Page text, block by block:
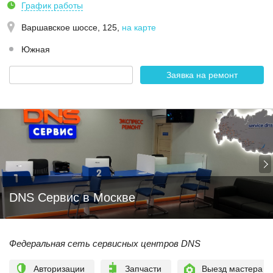
График работы
Варшавское шоссе, 125 на карте
Южная
Заявка на ремонт
DNS Сервис в Москве
Федеральная сеть сервисных центров DNS
Авторизации Запчасти Выезд мастера